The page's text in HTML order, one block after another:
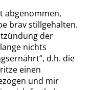
abgenommen,
brav stillgehalten.
der
nichts
d.h. die
einen
und mir